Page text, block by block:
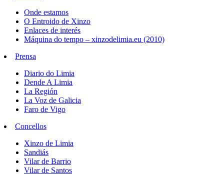
Onde estamos
O Entroido de Xinzo
Enlaces de interés
Máquina do tempo – xinzodelimia.eu (2010)
Prensa
Diario do Limia
Dende A Limia
La Región
La Voz de Galicia
Faro de Vigo
Concellos
Xinzo de Limia
Sandiás
Vilar de Barrio
Vilar de Santos